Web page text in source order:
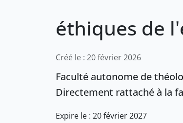
éthiques de
Créé le : 20 février 2026
Faculté autonome de
Directement rattaché à la
Expire le : 20 février 2027